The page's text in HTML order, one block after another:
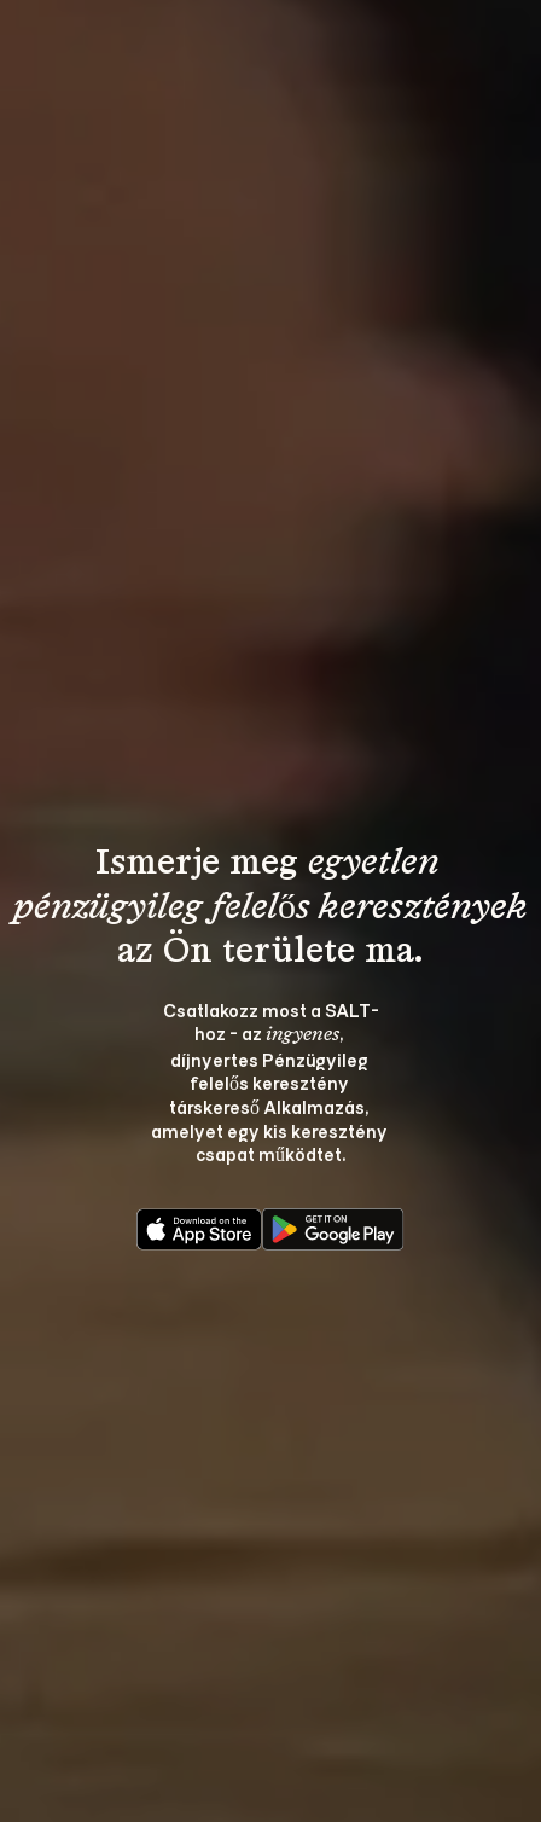
Ismerje meg egyetlen
pénzügyileg felelős keresztények
Csatlakozz most a SALT-
hoz - az ingyenes,
díjnyertes Pénzügyileg
felelős keresztény
társkereső Alkalmazás,
amelyet egy kis keresztény
csapat működtet.